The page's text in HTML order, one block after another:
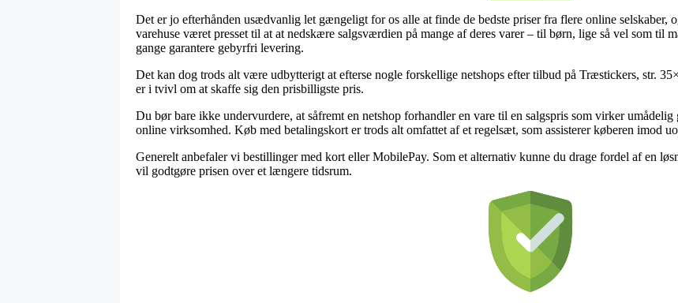
Det er jo efterhånden usædvanlig let gængeligt for os alle at finde de bedste priser fra flere online selskaber,
varehuse været presset til at at nedskære salgsværdien på mange af deres varer – til børn, lige så vel som til
gange garantere gebyrfri levering.
Det kan dog trods alt være udbytterigt at efterse nogle forskellige netshops efter tilbud på Træstickers, str.
er i tvivl om at skaffe sig den prisbilligste pris.
Du bør bare ikke undervurdere, at såfremt en netshop forhandler en vare til en salgspris som virker
online virksomhed. Køb med betalingskort er trods alt omfattet af et regelsæt, som assisterer køberen imod
Generelt anbefaler vi bestillinger med kort eller MobilePay. Som et alternativ kunne du drage fordel af en
vil godtgøre prisen over et længere tidsrum.